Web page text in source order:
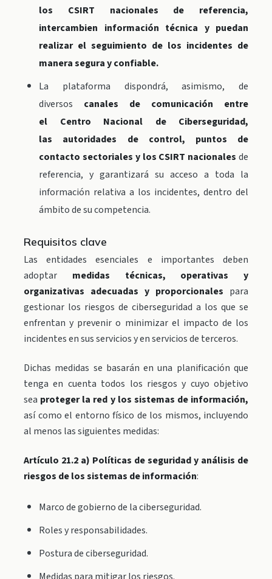
los CSIRT nacionales de referencia,
intercambien información técnica y puedan
realizar el seguimiento de los incidentes de
manera segura y confiable.
La plataforma dispondrá, asimismo, de
diversos canales de comunicación entre
el Centro Nacional de Ciberseguridad,
las autoridades de control, puntos de
contacto sectoriales y los CSIRT nacionales de
referencia, y garantizará su acceso a toda la
información relativa a los incidentes, dentro del
ámbito de su competencia.
Requisitos clave
Las entidades esenciales e importantes deben
adoptar medidas técnicas, operativas y
organizativas adecuadas y proporcionales para
gestionar los riesgos de ciberseguridad a los que se
enfrentan y prevenir o minimizar el impacto de los
incidentes en sus servicios y en servicios de terceros.
Dichas medidas se basarán en una planificación que
tenga en cuenta todos los riesgos y cuyo objetivo
sea proteger la red y los sistemas de información,
así como el entorno físico de los mismos, incluyendo
al menos las siguientes medidas:
Artículo 21.2 a) Políticas de seguridad y análisis de
riesgos de los sistemas de información:
Marco de gobierno de la ciberseguridad.
Roles y responsabilidades.
Postura de ciberseguridad.